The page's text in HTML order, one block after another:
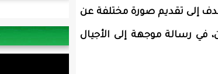
ويهدف إلى تقديم صورة مختلفة عن
في رسالة موجهة إلى الأجيال